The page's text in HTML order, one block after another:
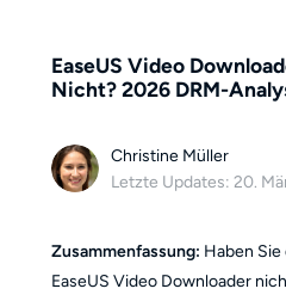
EaseUS Video
Nicht? 2026 DRM-
Christine Müller
Letzte Updates: 20.
Zusammenfassung: Haben Sie
EaseUS Video Downloader